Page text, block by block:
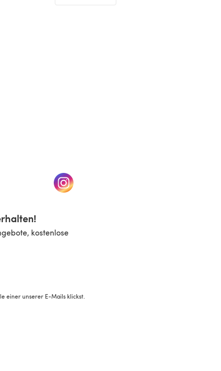
neuen Tab)(öffnet sich in einem neuen Tab)
kostenlose
einer unserer E-Mails klickst.